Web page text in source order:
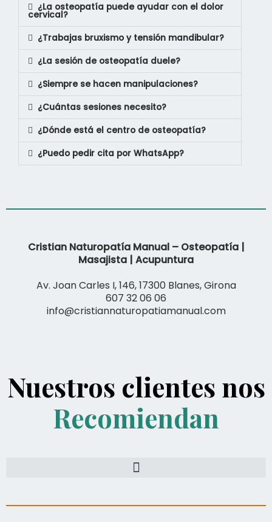
¿La osteopatía puede ayudar con el dolor
cervical?
¿Trabajas bruxismo y tensión mandibular?
¿La sesión de osteopatía duele?
¿Siempre se hacen manipulaciones?
¿Cuántas sesiones necesito?
¿Dónde está el centro de osteopatía?
¿Puedo pedir cita por WhatsApp?
Cristian Naturopatía Manual – Osteopatía |
Masajista | Acupuntura
Av. Joan Carles I, 146, 17300 Blanes, Girona
607 32 06 06
info@cristiannaturopatiamanual.com
Nuestros clientes nos
Recomiendan